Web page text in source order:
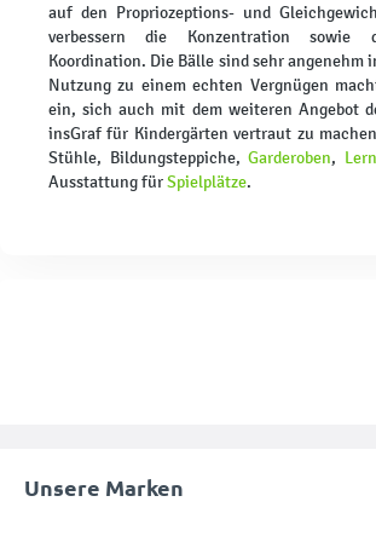
auf den Propriozeptions- und
verbessern die Konzentration sowie
Koordination. Die Bälle sind sehr angenehm
Nutzung zu einem echten Vergnügen
ein, sich auch mit dem weiteren Angebot
insGraf für Kindergärten vertraut zu
Stühle, Bildungsteppiche, Garderoben,
Ausstattung fürSpielplätze.
Unsere Marken